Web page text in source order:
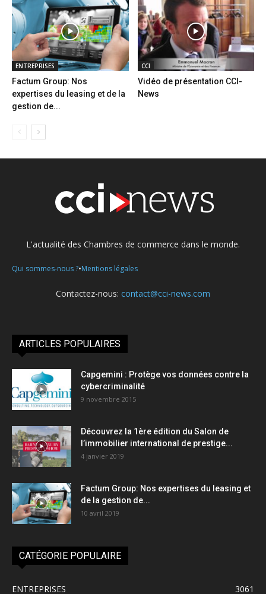
ENTREPRISES
Factum Group: Nos
expertises du leasing et de la
gestion de...
CCI
Vidéo de présentation CCI-
News
L'actualité des Chambres de commerce dans le monde.
Qui sommes-nous ?•Mentions légales
Contactez-nous: contact@cci-news.com
ARTICLES POPULAIRES
Capgemini : Protège vos données contre la
cybercriminalité
9 novembre 2015
Découvrez la 1ère édition du Salon de
l’immobilier international de prestige...
4 janvier 2019
Factum Group: Nos expertises du leasing et
de la gestion de...
10 avril 2019
CATÉGORIE POPULAIRE
ENTREPRISES 3061